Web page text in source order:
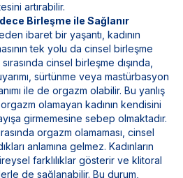
artırabilir.
Birleşme ile Sağlanır
ibaret bir yaşantı, kadının
tek yolu da cinsel birleşme
cinsel birleşme dışında,
sürtünme veya mastürbasyon
ile de orgazm olabilir. Bu yanlış
olamayan kadının kendisini
girmemesine sebep olmaktadır.
orgazm olamaması, cinsel
anlamına gelmez. Kadınların
farklılıklar gösterir ve klitoral
de sağlanabilir. Bu durum,